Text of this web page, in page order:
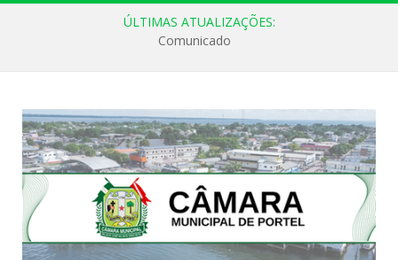
ÚLTIMAS ATUALIZAÇÕES:
Comunicado